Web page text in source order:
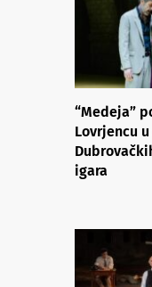
“Medeja”
Lovrjencu
igara